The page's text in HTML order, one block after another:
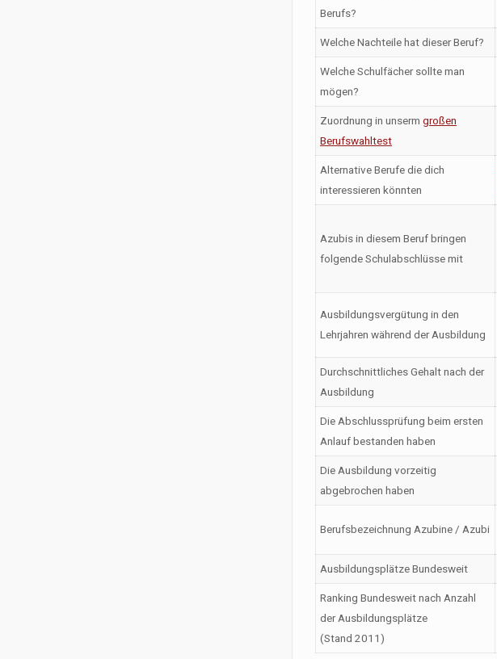
Berufs?
Welche Nachteile hat dieser Beruf?
Welche Schulfächer sollte man
mögen?
Zuordnung in unserm großen
Berufswahltest
Alternative Berufe die dich
interessieren könnten
Azubis in diesem Beruf bringen
folgende Schulabschlüsse mit
Ausbildungsvergütung in den
Lehrjahren während der Ausbildung
Durchschnittliches Gehalt nach der
Ausbildung
Die Abschlussprüfung beim ersten
Anlauf bestanden haben
Die Ausbildung vorzeitig
abgebrochen haben
Berufsbezeichnung Azubine / Azubi
Ausbildungsplätze Bundesweit
Ranking Bundesweit nach Anzahl
der Ausbildungsplätze
(Stand 2011)